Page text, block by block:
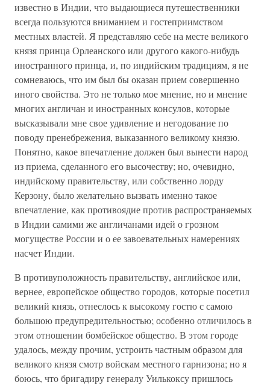
известно в Индии, что выдающиеся путешественники
всегда пользуются вниманием и гостеприимством
местных властей. Я представляю себе на месте великого
князя принца Орлеанского или другого какого-нибудь
иностранного принца, и, по индийским традициям, я не
сомневаюсь, что им был бы оказан прием совершенно
иного свойства. Это не только мое мнение, но и мнение
многих англичан и иностранных консулов, которые
высказывали мне свое удивление и негодование по
поводу пренебрежения, выказанного великому князю.
Понятно, какое впечатление должен был вынести народ
из приема, сделанного его высочеству; но, очевидно,
индийскому правительству, или собственно лорду
Керзону, было желательно вызвать именно такое
впечатление, как противоядие против распространяемых
в Индии самими же англичанами идей о грозном
могуществе России и о ее завоевательных намерениях
насчет Индии.
В противуположность правительству, английское или,
вернее, европейское общество городов, которые посетил
великий князь, отнеслось к высокому гостю с самою
большою предупредительностью; особенно отличилось в
этом отношении бомбейское общество. В этом городе
удалось, между прочим, устроить частным образом для
великого князя смотр войскам местного гарнизона; но я
боюсь, что бригадиру генералу Уилькоксу пришлось